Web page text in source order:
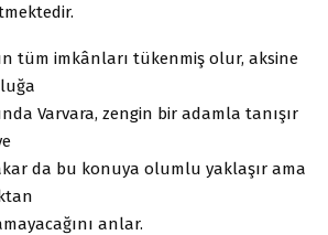
tüm imkânları tükenmiş olur, aksine
Varvara, zengin bir adamla tanışır
da bu konuya olumlu yaklaşır ama
anlar.